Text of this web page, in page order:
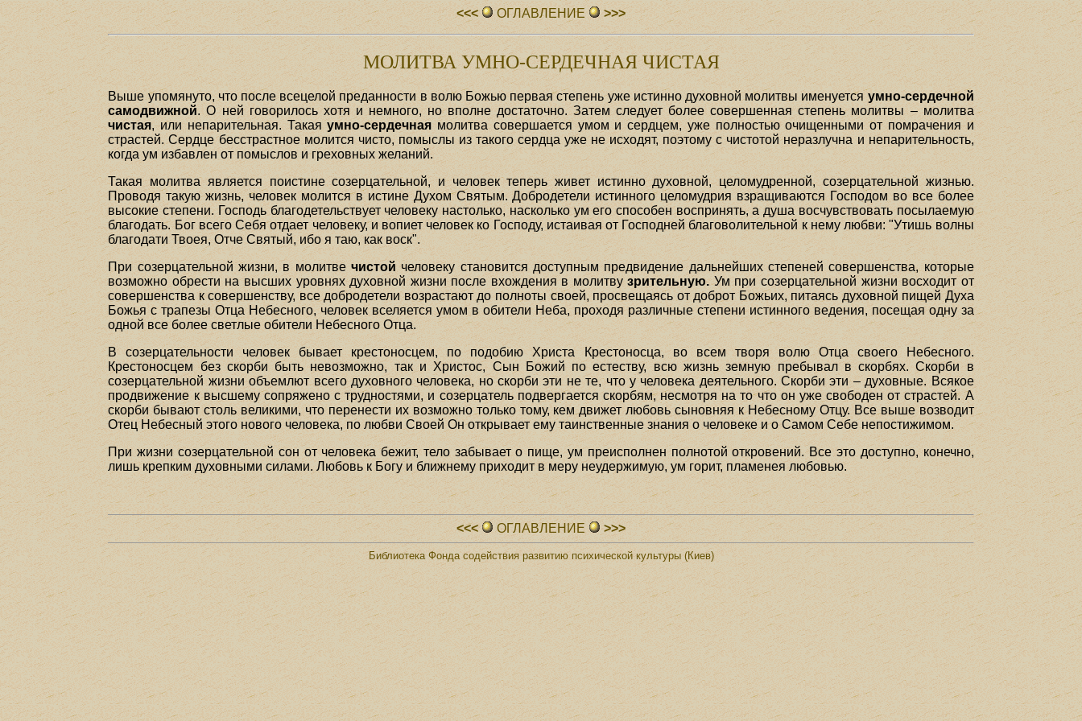
<<< ОГЛАВЛЕHИЕ >>>
МОЛИТВА УМНО-СЕРДЕЧНАЯ ЧИСТАЯ
Выше упомянуто, что после всецелой преданности в волю Божью первая степень уже истинно духовной молитвы именуется умно-сердечной
самодвижной. О ней говорилось хотя и немного, но вполне достаточно. Затем следует более совершенная степень молитвы – молитва
чистая, или непарительная. Такаяумно-сердечная молитва совершается умом и сердцем, уже полностью очищенными от помрачения и
страстей. Сердце бесстрастное молится чисто, помыслы из такого сердца уже не исходят, поэтому с чистотой неразлучна и непарительность,
когда ум избавлен от помыслов и греховных желаний.
Такая молитва является поистине созерцательной, и человек теперь живет истинно духовной, целомудренной, созерцательной жизнью.
Проводя такую жизнь, человек молится в истине Духом Святым. Добродетели истинного целомудрия взращиваются Господом во все более
высокие степени. Господь благодетельствует человеку настолько, насколько ум его способен воспринять, а душа восчувствовать посылаемую
благодать. Бог всего Себя отдает человеку, и вопиет человек ко Господу, истаивая от Господней благоволительной к нему любви: "Утишь волны
благодати Твоея, Отче Святый, ибо я таю, как воск".
При созерцательной жизни, в молитвечистой человеку становится доступным предвидение дальнейших степеней совершенства, которые
возможно обрести на высших уровнях духовной жизни после вхождения в молитвузрительную. Ум при созерцательной жизни восходит от
совершенства к совершенству, все добродетели возрастают до полноты своей, просвещаясь от доброт Божьих, питаясь духовной пищей Духа
Божья с трапезы Отца Небесного, человек вселяется умом в обители Неба, проходя различные степени истинного ведения, посещая одну за
одной все более светлые обители Небесного Отца.
В созерцательности человек бывает крестоносцем, по подобию Христа Крестоносца, во всем творя волю Отца своего Небесного.
Крестоносцем без скорби быть невозможно, так и Христос, Сын Божий по естеству, всю жизнь земную пребывал в скорбях. Скорби в
созерцательной жизни объемлют всего духовного человека, но скорби эти не те, что у человека деятельного. Скорби эти – духовные. Всякое
продвижение к высшему сопряжено с трудностями, и созерцатель подвергается скорбям, несмотря на то что он уже свободен от страстей. А
скорби бывают столь великими, что перенести их возможно только тому, кем движет любовь сыновняя к Небесному Отцу. Все выше возводит
Отец Небесный этого нового человека, по любви Своей Он открывает ему таинственные знания о человеке и о Самом Себе непостижимом.
При жизни созерцательной сон от человека бежит, тело забывает о пище, ум преисполнен полнотой откровений. Все это доступно, конечно,
лишь крепким духовными силами. Любовь к Богу и ближнему приходит в меру неудержимую, ум горит, пламенея любовью.
<<< ОГЛАВЛЕHИЕ >>>
Библиотека Фонда содействия развитию психической культуры (Киев)